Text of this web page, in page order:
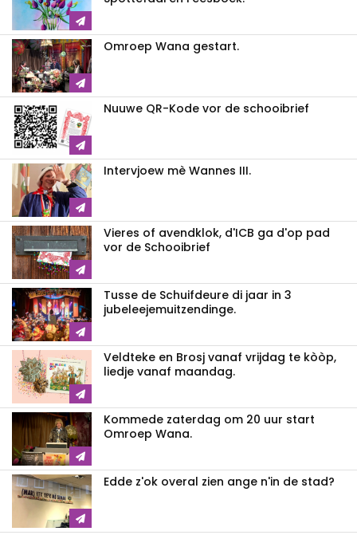
Omroep Wana gestart.
Nuuwe QR-Kode vor de schooibrief
Intervjoew mè Wannes III.
Vieres of avendklok, d'ICB ga d'op pad
vor de Schooibrief
Tusse de Schuifdeure di jaar in 3
jubeleejemuitzendinge.
Veldteke en Brosj vanaf vrijdag te kòòp,
liedje vanaf maandag.
Kommede zaterdag om 20 uur start
Omroep Wana.
Edde z'ok overal zien ange n'in de stad?